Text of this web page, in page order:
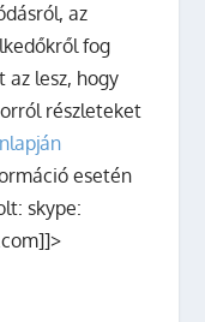
az
fog
az lesz, hogy
részleteket
esetén
skype: